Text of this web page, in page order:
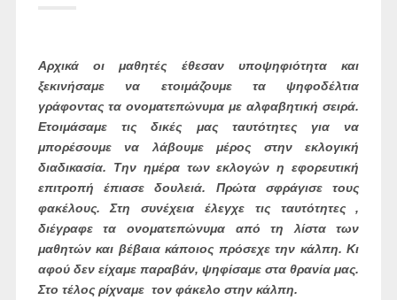
Αρχικά οι μαθητές έθεσαν υποψηφιότητα και
ξεκινήσαμε να ετοιμάζουμε τα ψηφοδέλτια
γράφοντας τα ονοματεπώνυμα με αλφαβητική σειρά.
Ετοιμάσαμε τις δικές μας ταυτότητες για να
μπορέσουμε να λάβουμε μέρος στην εκλογική
διαδικασία. Την ημέρα των εκλογών η εφορευτική
επιτροπή έπιασε δουλειά. Πρώτα σφράγισε τους
φακέλους. Στη συνέχεια έλεγχε τις ταυτότητες ,
διέγραφε τα ονοματεπώνυμα από τη λίστα των
μαθητών και βέβαια κάποιος πρόσεχε την κάλπη. Κι
αφού δεν είχαμε παραβάν, ψηφίσαμε στα θρανία μας.
Στο τέλος ρίχναμε τον φάκελο στην κάλπη.